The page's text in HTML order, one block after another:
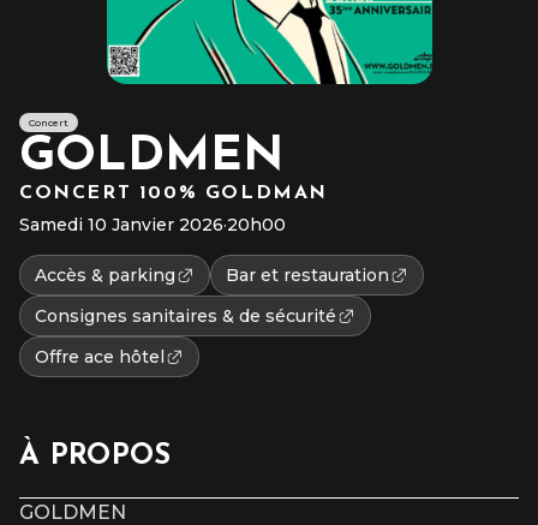
Concert
GOLDMEN
CONCERT 100% GOLDMAN
Samedi 10 Janvier 2026·20h00
Accès & parking
Bar et restauration
Consignes sanitaires & de sécurité
Offre ace hôtel
À PROPOS
GOLDMEN